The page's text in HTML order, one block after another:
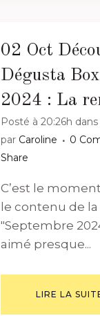
02 Oct
Dégusta
2024 : La
Posté à 20:26h dans
par Caroline 0
Share
C’est le
le contenu de
"Septembre
aimé presque...
LIRE LA